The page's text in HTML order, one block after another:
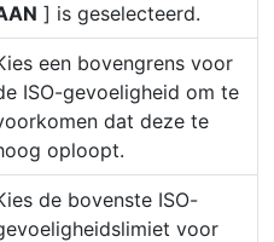
] is geselecteerd.
een bovengrens voor
ISO-gevoeligheid om te
dat deze te
oploopt.
de bovenste ISO-
voor